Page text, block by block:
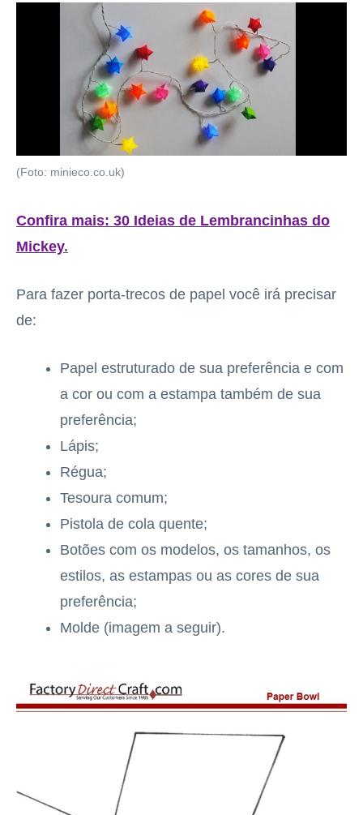
(Foto: minieco.co.uk)
Confira mais: 30 Ideias de Lembrancinhas do
Mickey.
Para fazer porta-trecos de papel você irá precisar
de:
Papel estruturado de sua preferência e com
a cor ou com a estampa também de sua
preferência;
Lápis;
Régua;
Tesoura comum;
Pistola de cola quente;
Botões com os modelos, os tamanhos, os
estilos, as estampas ou as cores de sua
preferência;
Molde (imagem a seguir).